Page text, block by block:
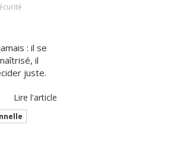
: il se
il
juste.
Lire l'article